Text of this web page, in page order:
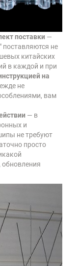
поставки —
не
китайских
в каждой и при
на
не
вам
— в
и
не требуют
просто
обновления